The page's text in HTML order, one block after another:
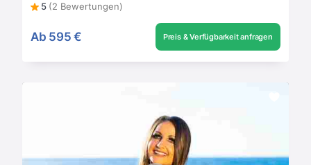
5 (2 Bewertungen)
Ab 595 € Preis & Verfügbarkeit anfragen